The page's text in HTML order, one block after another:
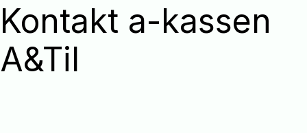
Kontakt a-kassen
A&Til